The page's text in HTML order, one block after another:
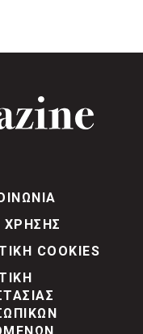
ΧΡΗΣΗΣ
COOKIES